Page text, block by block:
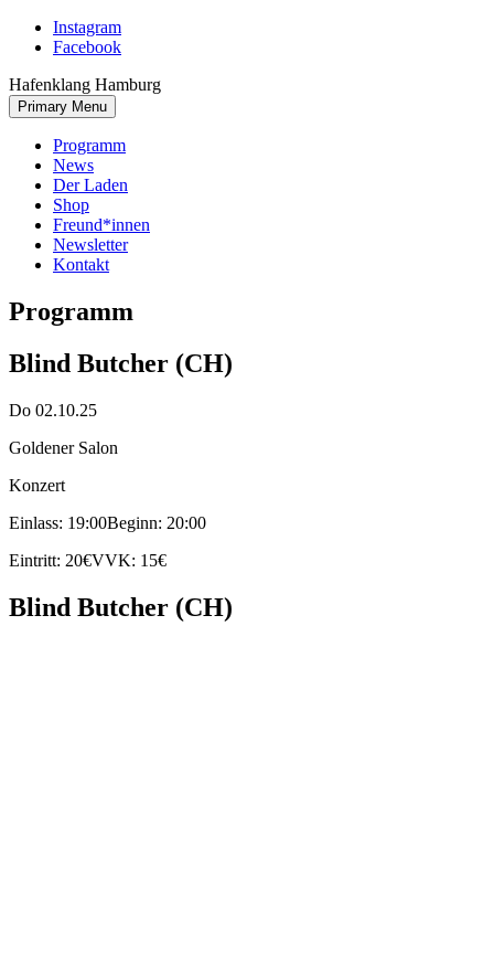
Skip
Instagram
Facebook
Hafenklang Hamburg
Primary Menu
Programm
News
Der Laden
Shop
Freund*innen
Newsletter
Kontakt
Programm
Blind Butcher (CH)
Do 02.10.25
Goldener Salon
Konzert
Einlass: 19:00Beginn: 20:00
Eintritt: 20€VVK: 15€
Blind Butcher (CH)